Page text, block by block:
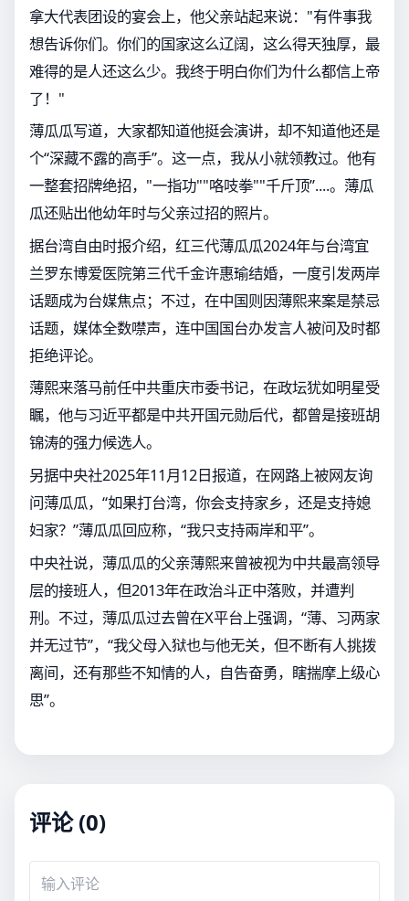
拿大代表团设的宴会上，他父亲站起来说："有件事我
想告诉你们。你们的国家这么辽阔，这么得天独厚，最
难得的是人还这么少。我终于明白你们为什么都信上帝
了！"
薄瓜瓜写道，大家都知道他挺会演讲，却不知道他还是
个“深藏不露的高手”。这一点，我从小就领教过。他有
一整套招牌绝招，"一指功""咯吱拳""千斤顶”....。薄瓜
瓜还贴出他幼年时与父亲过招的照片。
据台湾自由时报介绍，红三代薄瓜瓜2024年与台湾宜
兰罗东博爱医院第三代千金许惠瑜结婚，一度引发两岸
话题成为台媒焦点；不过，在中国则因薄熙来案是禁忌
话题，媒体全数噤声，连中国国台办发言人被问及时都
拒绝评论。
薄熙来落马前任中共重庆市委书记，在政坛犹如明星受
瞩，他与习近平都是中共开国元勋后代，都曾是接班胡
锦涛的强力候选人。
另据中央社2025年11月12日报道，在网路上被网友询
问薄瓜瓜，“如果打台湾，你会支持家乡，还是支持媳
妇家？”薄瓜瓜回应称，“我只支持兩岸和平”。
中央社说，薄瓜瓜的父亲薄熙来曾被视为中共最高领导
层的接班人，但2013年在政治斗正中落败，并遭判
刑。不过，薄瓜瓜过去曾在X平台上强调，“薄、习两家
并无过节”，“我父母入狱也与他无关，但不断有人挑拨
离间，还有那些不知情的人，自告奋勇，瞎揣摩上级心
思”。
评论 (0)